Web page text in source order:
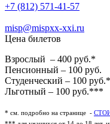
+7 (812) 571-41-57
misp@mispxx-xxi.ru
Цена билетов
Взрослый – 400 руб.*
Пенсионный – 100 руб.
Студенческий – 100
Льготный – 100 руб.***
* см. подробно на странице -